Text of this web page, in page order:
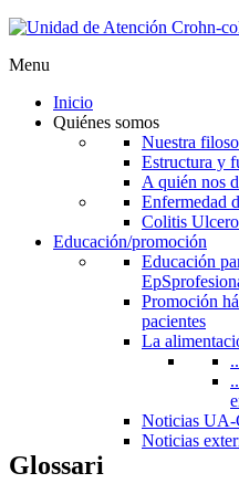
Menu
Inicio
Quiénes somos
Nuestra
Estructura y
A quién nos
Enfermedad
Colitis
Educación/promoción
Educación
EpS
Promoción
pacientes
La
Noticias UA-
Noticias
Glossari